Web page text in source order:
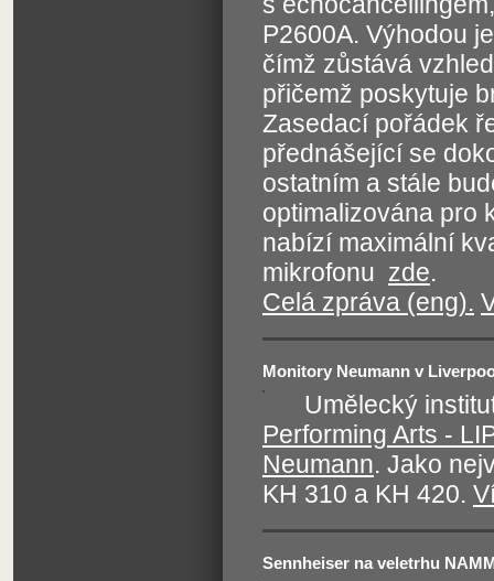
P2600A. Výhodou
čímž zůstává
přičemž poskytuje
Zasedací pořádek
přednášející se
ostatním a stále
optimalizována pro
nabízí maximální
mikrofonu zde.
Celá zpráva (eng).
Monitory Neumann v
Umělecký
Performing Arts -
Neumann. Jako
KH 310 a KH 420.
Sennheiser na veletrhu